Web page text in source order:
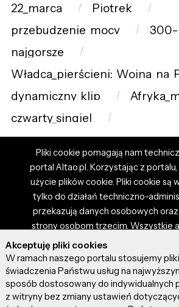
22_marca
Piotrek
przebudzenie_mocy
300-
najgorsze
dynamiczny_klip
czwarty_singiel
Pliki cookie pomagają nam
portal Altao.pl. Korzystając z portalu,
użycie plików cookie. Pliki cookie są
tylko do działań techniczno-
przekazują danych osobowych
strony osobom trzecim. Wszystkie
zdjęciami i materiałami
własnością użytkowników.
portalu nie ponosi
prezentowane przez autorów
artykuł, zgadzasz się z
Akceptuję pliki cookies
W ramach naszego portalu stosujemy
świadczenia Państwu usług na
sposób dostosowany do indywidualnych
z witryny bez zmiany ustawień